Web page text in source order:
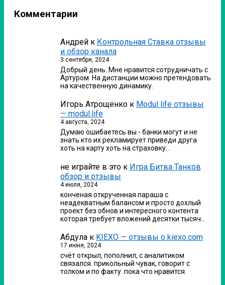
Комментарии
Андрей к Контрольная Ставка отзывы
и обзор канала
3 сентября, 2024
Добрый день. Мне нравится сотрудничать с
Артуром. На дистанции можно претендовать
на качественную динамику.
Игорь Атрощенко к Modul life отзывы
— modul.life
4 августа, 2024
Думаю ошибаетесь вы - банки могут и не
знать кто их рекламирует приведи друга
хоть на карту хоть на страховку…
не играйте в это к Игра Битва Танков
обзор и отзывы
4 июля, 2024
конченая открученная параша с
неадекватным балансом и просто дохлый
проект без обнов и интересного контента
которая требует вложений десятки тысяч…
Абдула к KIEXO — отзывы о kiexo.com
17 июня, 2024
счёт открыл, пополнил, с аналитиком
связался. прикольный чувак, говорит с
толком и по факту. пока что нравится.